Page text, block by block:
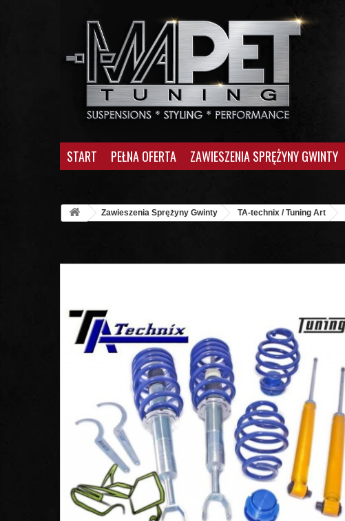
START PEŁNA OFERTA ZAWIESZENIA SPRĘŻYNY GWINTY
Zawieszenia Sprężyny Gwinty TA-technix / Tuning Art